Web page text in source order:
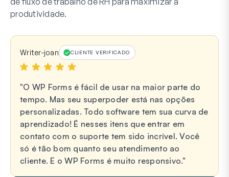
produtividade.
Writer-joan CLIENTE VERIFICADO
O WP Forms é fácil de usar na maior parte do
tempo. Mas seu superpoder está nas opções
personalizadas. Todo software tem sua curva de
aprendizado! É nesses itens que entrar em
contato com o suporte tem sido incrível. Você
só é tão bom quanto seu atendimento ao
cliente. E o WP Forms é muito responsivo.